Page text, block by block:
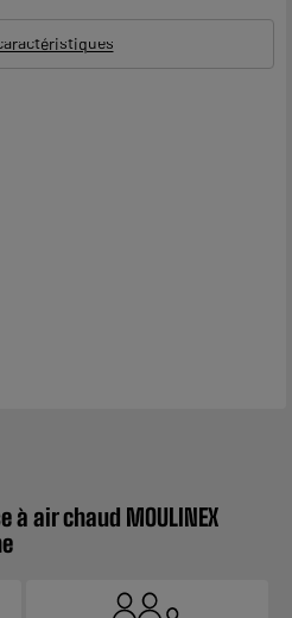
à air chaud MOULINEX